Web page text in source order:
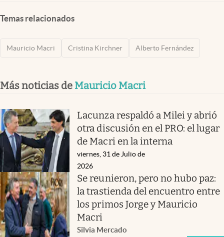
Temas relacionados
Mauricio Macri Cristina Kirchner Alberto Fernández
Más noticias de Mauricio Macri
Lacunza respaldó a Milei y abrió
otra discusión en el PRO: el lugar
de Macri en la interna
viernes, 31 de Julio de
2026
Se reunieron, pero no hubo paz:
la trastienda del encuentro entre
los primos Jorge y Mauricio
Macri
Silvia Mercado